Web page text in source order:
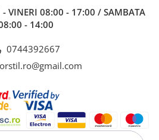
- VINERI 08:00 - 17:00 / SAMBATA
- 14:00
0744392667